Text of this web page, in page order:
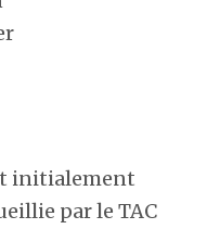
initialement
par le TAC